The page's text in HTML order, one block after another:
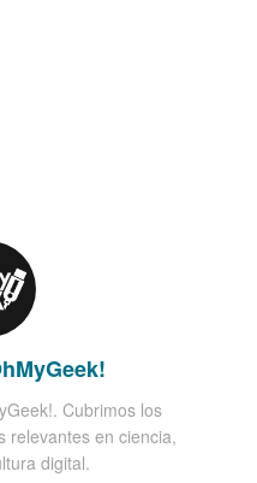
Cubrimos los
relevantes en ciencia,
digital.